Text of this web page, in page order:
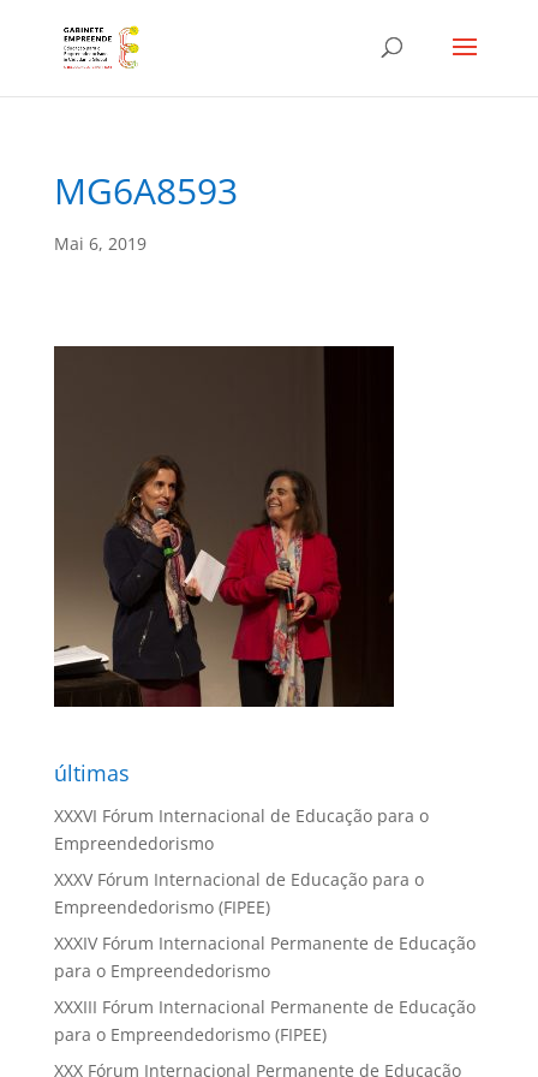
MG6A8593
Mai 6, 2019
últimas
XXXVI Fórum Internacional de Educação para o
Empreendedorismo
XXXV Fórum Internacional de Educação para o
Empreendedorismo (FIPEE)
XXXIV Fórum Internacional Permanente de Educação
para o Empreendedorismo
XXXIII Fórum Internacional Permanente de Educação
para o Empreendedorismo (FIPEE)
XXX Fórum Internacional Permanente de Educação